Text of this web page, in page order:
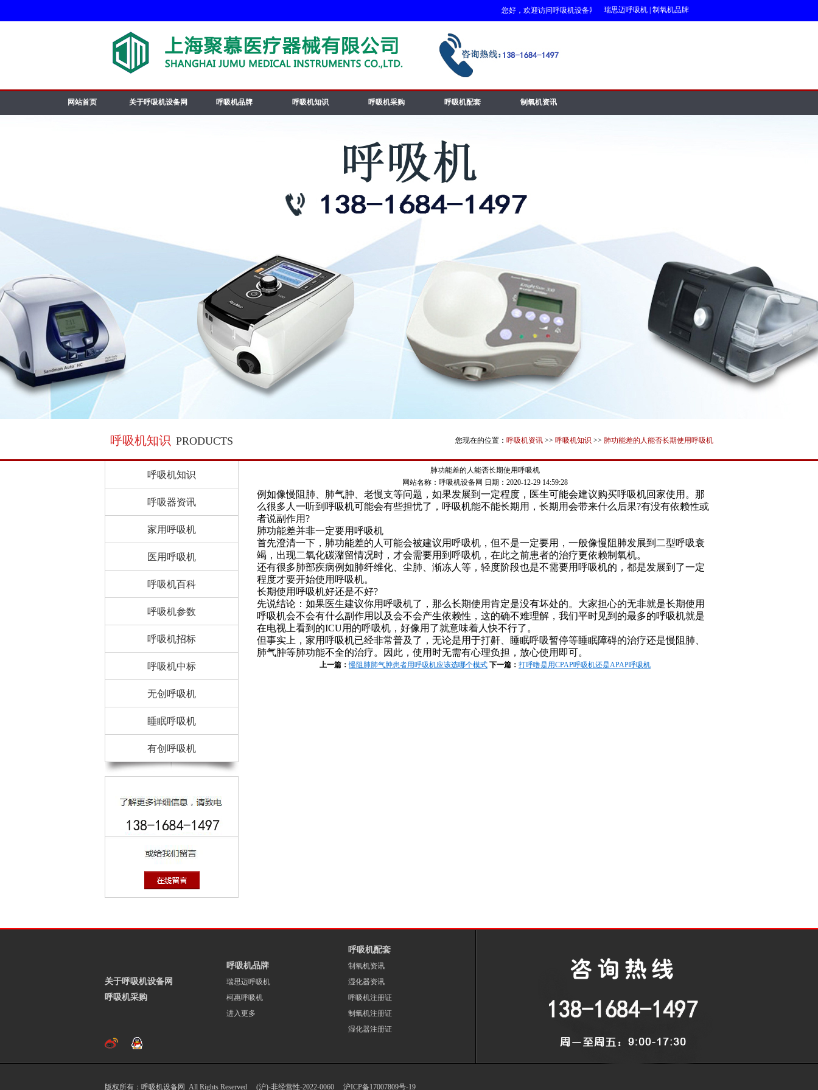
您好，欢迎访问呼吸机设备网!!! 瑞思迈呼吸机 制氧机品牌
网站首页 关于呼吸机设备网 呼吸机品牌 呼吸机知识 呼吸机采购 呼吸机配套 制氧机资讯
呼吸机知识 PRODUCTS 您现在的位置： 呼吸机资讯 >> 呼吸机知识 >> 肺功能差的人能否长期使用呼吸机
呼吸机知识
呼吸器资讯
家用呼吸机
医用呼吸机
呼吸机百科
呼吸机参数
呼吸机招标
呼吸机中标
无创呼吸机
睡眠呼吸机
有创呼吸机
肺功能差的人能否长期使用呼吸机
网站名称：呼吸机设备网 日期：2020-12-29 14:59:28
例如像慢阻肺、肺气肿、老慢支等问题，如果发展到一定程度，医生可能会建议购买呼吸机回家使用。那
么很多人一听到呼吸机可能会有些担忧了，呼吸机能不能长期用，长期用会带来什么后果?有没有依赖性或
者说副作用?
肺功能差并非一定要用呼吸机
首先澄清一下，肺功能差的人可能会被建议用呼吸机，但不是一定要用，一般像慢阻肺发展到二型呼吸衰
竭，出现二氧化碳潴留情况时，才会需要用到呼吸机，在此之前患者的治疗更依赖制氧机。
还有很多肺部疾病例如肺纤维化、尘肺、渐冻人等，轻度阶段也是不需要用呼吸机的，都是发展到了一定
程度才要开始使用呼吸机。
长期使用呼吸机好还是不好?
先说结论：如果医生建议你用呼吸机了，那么长期使用肯定是没有坏处的。大家担心的无非就是长期使用
呼吸机会不会有什么副作用以及会不会产生依赖性，这的确不难理解，我们平时见到的最多的呼吸机就是
在电视上看到的ICU用的呼吸机，好像用了就意味着人快不行了。
但事实上，家用呼吸机已经非常普及了，无论是用于打鼾、睡眠呼吸暂停等睡眠障碍的治疗还是慢阻肺、
肺气肿等肺功能不全的治疗。因此，使用时无需有心理负担，放心使用即可。
上一篇：慢阻肺肺气肿患者用呼吸机应该选哪个模式 下一篇： 打呼噜是用CPAP呼吸机还是APAP呼吸机
关于呼吸机设备网
呼吸机采购
呼吸机品牌
瑞思迈呼吸机
柯惠呼吸机
进入更多
呼吸机配套
制氧机资讯
湿化器资讯
呼吸机注册证
制氧机注册证
湿化器注册证
版权所有：呼吸机设备网 All Rights Reserved (沪)-非经营性-2022-0060 沪ICP备17007809号-19